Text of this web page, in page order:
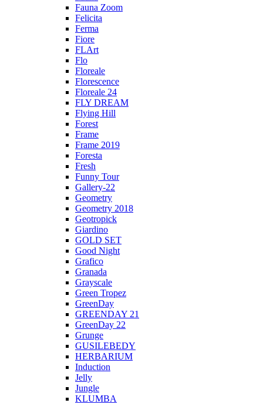
Fauna Zoom
Felicita
Ferma
Fiore
FLArt
Flo
Floreale
Florescence
Floreale 24
FLY DREAM
Flying Hill
Forest
Frame
Frame 2019
Foresta
Fresh
Funny Tour
Gallery-22
Geometry
Geometry 2018
Geotropick
Giardino
GOLD SET
Good Night
Grafico
Granada
Grayscale
Green Tropez
GreenDay
GREENDAY 21
GreenDay 22
Grunge
GUSILEBEDY
HERBARIUM
Induction
Jelly
Jungle
KLUMBA